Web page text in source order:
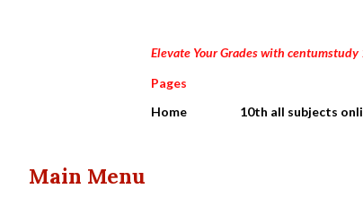
Elevate Your Grades with
Pages
Home
10th all subjects
Main Menu